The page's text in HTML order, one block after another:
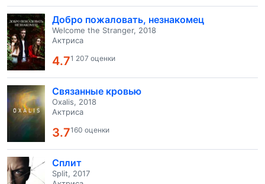
Добро пожаловать, незнакомец
Welcome the Stranger, 2018
Актриса
4.71 207 оценки
Связанные кровью
Oxalis, 2018
Актриса
3.7160 оценки
Сплит
Split, 2017